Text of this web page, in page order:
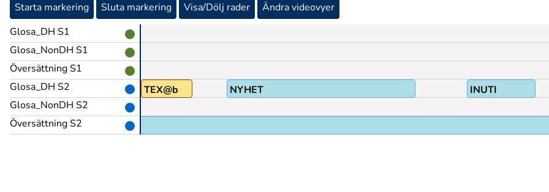
Starta markering Sluta markering Visa/Dölj rader
Ändra videovyer
Glosa_DH S1
Glosa_NonDH S1
Översättning S1
Glosa_DH S2
Glosa_NonDH S2
Översättning S2
TV@b TEX@b NYHET INUTI